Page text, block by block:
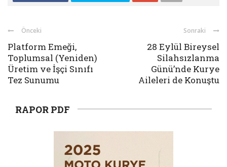
Önceki
Platform Emeği,
Toplumsal (Yeniden)
Üretim ve İşçi Sınıfı
Tez Sunumu
Sonraki
28 Eylül Bireysel
Silahsızlanma
Günü’nde Kurye
Aileleri de Konuştu
RAPOR PDF